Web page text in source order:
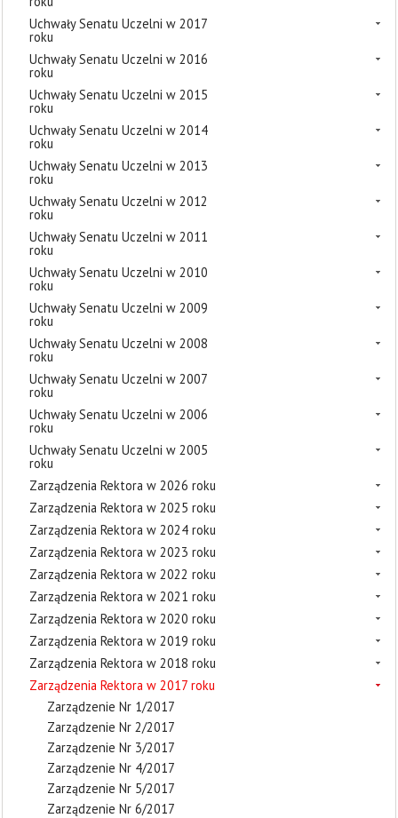
Uchwały Senatu Uczelni w 2017
roku
Uchwały Senatu Uczelni w 2016
roku
Uchwały Senatu Uczelni w 2015
roku
Uchwały Senatu Uczelni w 2014
roku
Uchwały Senatu Uczelni w 2013
roku
Uchwały Senatu Uczelni w 2012
roku
Uchwały Senatu Uczelni w 2011
roku
Uchwały Senatu Uczelni w 2010
roku
Uchwały Senatu Uczelni w 2009
roku
Uchwały Senatu Uczelni w 2008
roku
Uchwały Senatu Uczelni w 2007
roku
Uchwały Senatu Uczelni w 2006
roku
Uchwały Senatu Uczelni w 2005
roku
Zarządzenia Rektora w 2026 roku
Zarządzenia Rektora w 2025 roku
Zarządzenia Rektora w 2024 roku
Zarządzenia Rektora w 2023 roku
Zarządzenia Rektora w 2022 roku
Zarządzenia Rektora w 2021 roku
Zarządzenia Rektora w 2020 roku
Zarządzenia Rektora w 2019 roku
Zarządzenia Rektora w 2018 roku
Zarządzenia Rektora w 2017 roku
Zarządzenie Nr 1/2017
Zarządzenie Nr 2/2017
Zarządzenie Nr 3/2017
Zarządzenie Nr 4/2017
Zarządzenie Nr 5/2017
Zarządzenie Nr 6/2017